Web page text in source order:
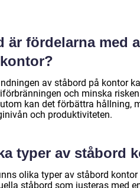
är fördelarna med
av ståbord på kontor
och minska
kan det förbättra hållning,
och produktiviteten.
typer av ståbord
olika typer av ståbord
ståbord som justeras med